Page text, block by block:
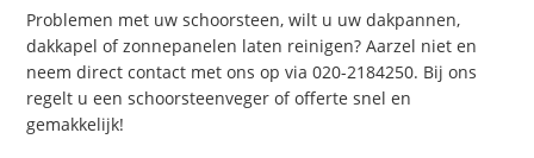
Problemen met uw schoorsteen, wilt u uw dakpannen,
dakkapel of zonnepanelen laten reinigen? Aarzel niet en
neem direct contact met ons op via 020-2184250. Bij ons
regelt u een schoorsteenveger of offerte snel en
gemakkelijk!